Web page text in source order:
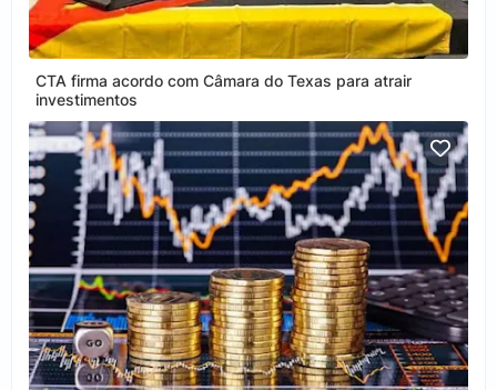
CTA firma acordo com Câmara do Texas para atrair
investimentos